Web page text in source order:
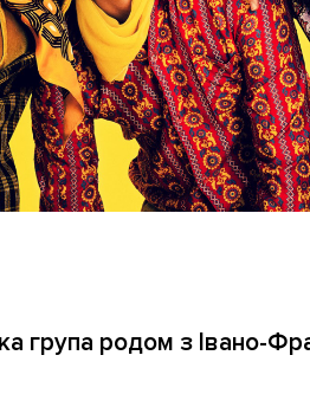
група родом з Івано-